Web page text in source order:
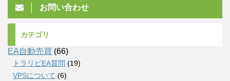
お問い合わせ
カテゴリ
EA自動売買 (66)
トラリピEA質問 (19)
VPSについて (6)